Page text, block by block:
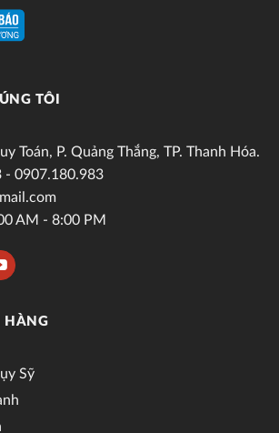
TÔI
Toán, P. Quảng Thắng, TP. Thanh Hóa.
- 0907.180.983
AM - 8:00 PM
HÀNG
Sỹ